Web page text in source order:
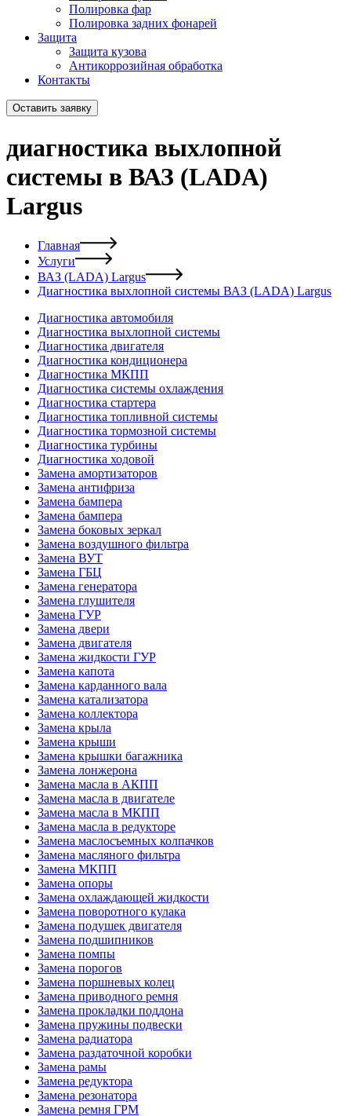
Полировка фар
Полировка задних фонарей
Защита
Защита кузова
Антикоррозийная обработка
Контакты
Оставить заявку
диагностика выхлопной
системы в ВАЗ (LADA)
Largus
Главная
Услуги
ВАЗ (LADA) Largus
Диагностика выхлопной системы ВАЗ (LADA) Largus
Диагностика автомобиля
Диагностика выхлопной системы
Диагностика двигателя
Диагностика кондиционера
Диагностика МКПП
Диагностика системы охлаждения
Диагностика стартера
Диагностика топливной системы
Диагностика тормозной системы
Диагностика турбины
Диагностика ходовой
Замена амортизаторов
Замена антифриза
Замена бампера
Замена бампера
Замена боковых зеркал
Замена воздушного фильтра
Замена ВУТ
Замена ГБЦ
Замена генератора
Замена глушителя
Замена ГУР
Замена двери
Замена двигателя
Замена жидкости ГУР
Замена капота
Замена карданного вала
Замена катализатора
Замена коллектора
Замена крыла
Замена крыши
Замена крышки багажника
Замена лонжерона
Замена масла в АКПП
Замена масла в двигателе
Замена масла в МКПП
Замена масла в редукторе
Замена маслосъемных колпачков
Замена масляного фильтра
Замена МКПП
Замена опоры
Замена охлаждающей жидкости
Замена поворотного кулака
Замена подушек двигателя
Замена подшипников
Замена помпы
Замена порогов
Замена поршневых колец
Замена приводного ремня
Замена прокладки поддона
Замена пружины подвески
Замена радиатора
Замена раздаточной коробки
Замена рамы
Замена редуктора
Замена резонатора
Замена ремня ГРМ